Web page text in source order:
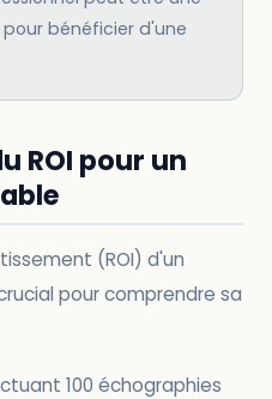
bénéficier d'une
ROI pour un
(ROI) d'un
pour comprendre sa
100 échographies